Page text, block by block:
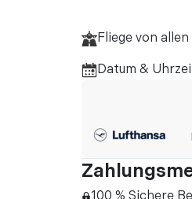
Fliege von
Datum &